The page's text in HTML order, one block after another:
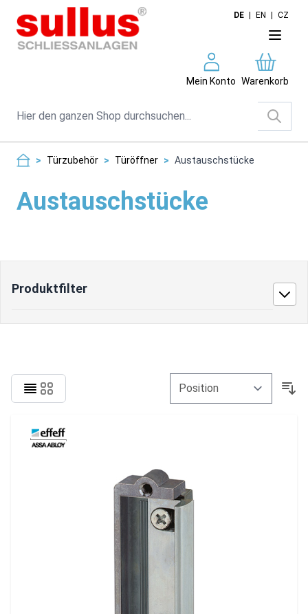
Direkt zum Inhalt
DE EN CZ
Mein Konto Warenkorb
Suche
> Türzubehör > Türöffner > Austauschstücke
Austauschstücke
Produktfilter